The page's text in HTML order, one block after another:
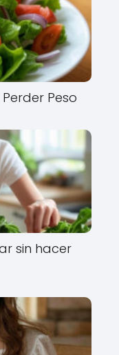
Peso
sin hacer